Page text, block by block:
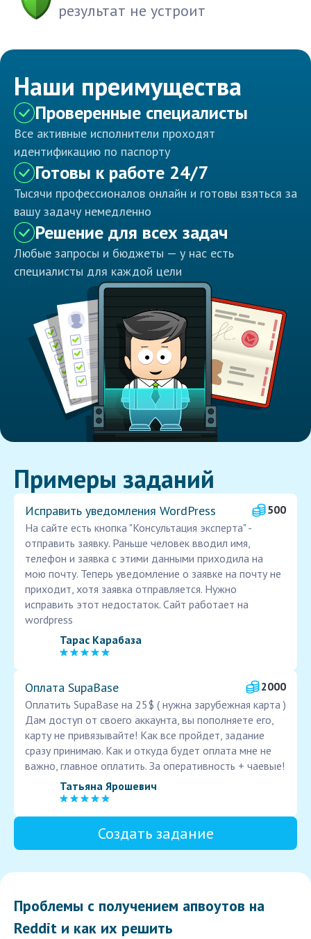
результат не устроит
Наши преимущества
Проверенные специалисты
Все активные исполнители проходят
идентификацию по паспорту
Готовы к работе 24/7
Тысячи профессионалов онлайн и готовы взяться за
вашу задачу немедленно
Решение для всех задач
Любые запросы и бюджеты — у нас есть
специалисты для каждой цели
Примеры заданий
Исправить уведомления WordPress
500
На сайте есть кнопка "Консультация эксперта" -
отправить заявку. Раньше человек вводил имя,
телефон и заявка с этими данными приходила на
мою почту. Теперь уведомление о заявке на почту не
приходит, хотя заявка отправляется. Нужно
исправить этот недостаток. Сайт работает на
wordpress
Тарас Карабаза
Оплата SupaBase
2000
Оплатить SupaBase на 25$ ( нужна зарубежная карта )
Дам доступ от своего аккаунта, вы пополняете его,
карту не привязывайте! Как все пройдет, задание
сразу принимаю. Как и откуда будет оплата мне не
важно, главное оплатить. За оперативность + чаевые!
Татьяна Ярошевич
Создать задание
Проблемы с получением апвоутов на
Reddit и как их решить